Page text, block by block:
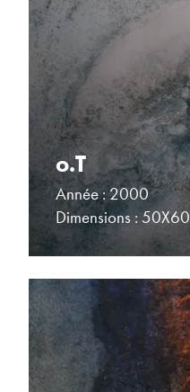
o.T
Année : 2000
Dimensions : 50X60